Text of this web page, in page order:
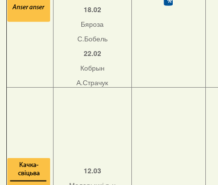
18.02
Бяроза
С.Бобель
22.02
Кобрын
А.Страчук
12.03